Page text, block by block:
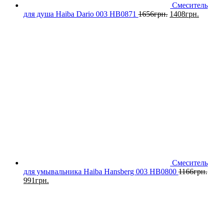
Смеситель
для душа Haiba Dario 003 HB0871 1656грн. 1408грн.
Смеситель
для умывальника Haiba Hansberg 003 HB0800 1166грн.
991грн.